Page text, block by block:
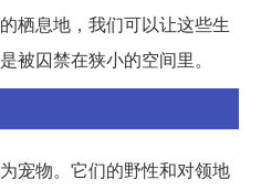
栖息地，我们可以让这些生
被囚禁在狭小的空间里。
宠物。它们的野性和对领地